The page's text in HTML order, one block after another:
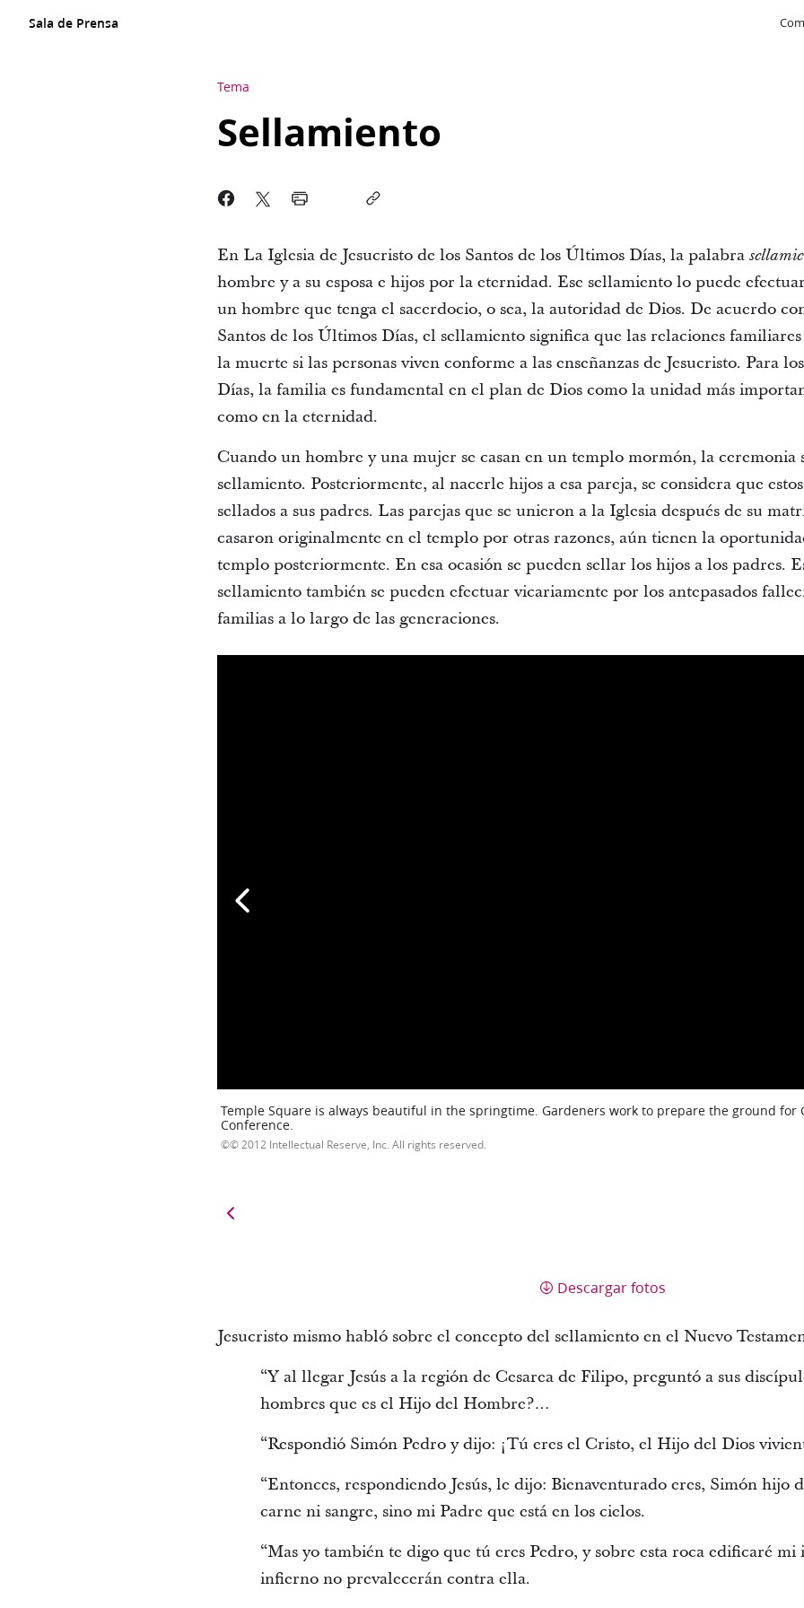
Sala de Prensa
Tema
Sellamiento
En La Iglesia de Jesucristo de los Santos de los Últimos Días, la palabra
hombre y a su esposa e hijos por la eternidad. Ese sellamiento lo puede
un hombre que tenga el sacerdocio, o sea, la autoridad de Dios. De acuerdo
Santos de los Últimos Días, el sellamiento significa que las relaciones
la muerte si las personas viven conforme a las enseñanzas de Jesucristo. Para
Días, la familia es fundamental en el plan de Dios como la unidad más
como en la eternidad.
Cuando un hombre y una mujer se casan en un templo mormón, la ceremonia
sellamiento. Posteriormente, al nacerle hijos a esa pareja, se considera que
sellados a sus padres. Las parejas que se unieron a la Iglesia después de su
casaron originalmente en el templo por otras razones, aún tienen la
templo posteriormente. En esa ocasión se pueden sellar los hijos a los padres.
sellamiento también se pueden efectuar vicariamente por los antepasados
familias a lo largo de las generaciones.
Temple Square is always beautiful in the springtime. Gardeners work to prepare the ground for
Conference.
© 2012 Intellectual Reserve, Inc. All rights reserved.
Descargar fotos
Jesucristo mismo habló sobre el concepto del sellamiento en el Nuevo
“Y al llegar Jesús a la región de Cesarea de Filipo, preguntó a sus
hombres que es el Hijo del Hombre?…
“Respondió Simón Pedro y dijo: ¡Tú eres el Cristo, el Hijo del Dios
“Entonces, respondiendo Jesús, le dijo: Bienaventurado eres, Simón hijo
carne ni sangre, sino mi Padre que está en los cielos.
“Mas yo también te digo que tú eres Pedro, y sobre esta roca edificaré mi
infierno no prevalecerán contra ella.